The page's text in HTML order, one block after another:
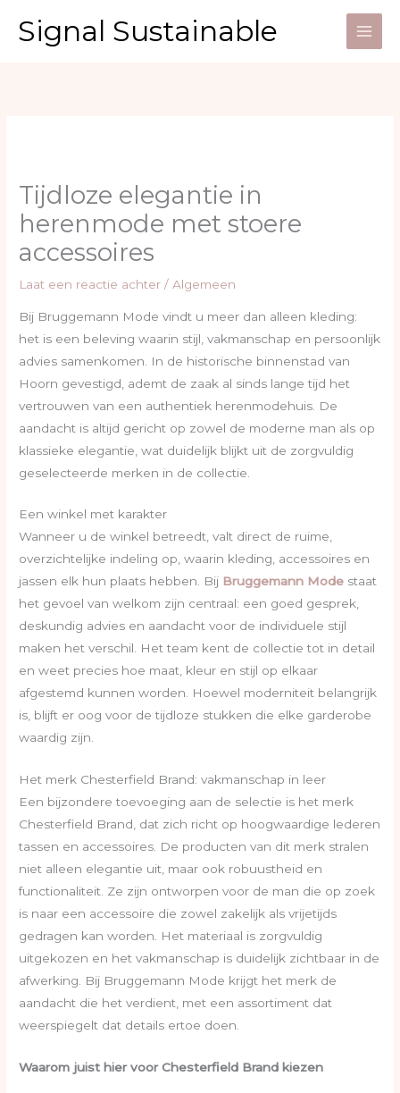
naarSignal Sustainable
Tijdloze elegantie in
herenmode met stoere
accessoires
Laat een reactie achter / Algemeen
Bij Bruggemann Mode vindt u meer dan alleen kleding:
het is een beleving waarin stijl, vakmanschap en persoonlijk
advies samenkomen. In de historische binnenstad van
Hoorn gevestigd, ademt de zaak al sinds lange tijd het
vertrouwen van een authentiek herenmodehuis. De
aandacht is altijd gericht op zowel de moderne man als op
klassieke elegantie, wat duidelijk blijkt uit de zorgvuldig
geselecteerde merken in de collectie.
Een winkel met karakter
Wanneer u de winkel betreedt, valt direct de ruime,
overzichtelijke indeling op, waarin kleding, accessoires en
jassen elk hun plaats hebben. Bij Bruggemann Mode staat
het gevoel van welkom zijn centraal: een goed gesprek,
deskundig advies en aandacht voor de individuele stijl
maken het verschil. Het team kent de collectie tot in detail
en weet precies hoe maat, kleur en stijl op elkaar
afgestemd kunnen worden. Hoewel moderniteit belangrijk
is, blijft er oog voor de tijdloze stukken die elke garderobe
waardig zijn.
Het merk Chesterfield Brand: vakmanschap in leer
Een bijzondere toevoeging aan de selectie is het merk
Chesterfield Brand, dat zich richt op hoogwaardige lederen
tassen en accessoires. De producten van dit merk stralen
niet alleen elegantie uit, maar ook robuustheid en
functionaliteit. Ze zijn ontworpen voor de man die op zoek
is naar een accessoire die zowel zakelijk als vrijetijds
gedragen kan worden. Het materiaal is zorgvuldig
uitgekozen en het vakmanschap is duidelijk zichtbaar in de
afwerking. Bij Bruggemann Mode krijgt het merk de
aandacht die het verdient, met een assortiment dat
weerspiegelt dat details ertoe doen.
Waarom juist hier voor Chesterfield Brand kiezen